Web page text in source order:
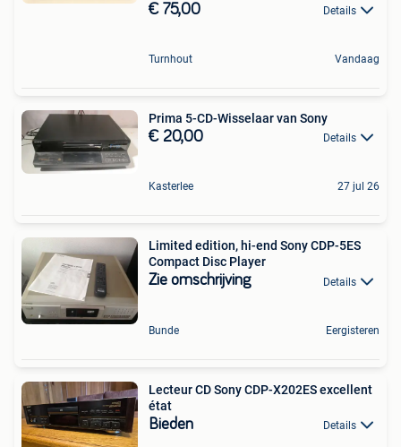
€ 75,00 Details
Turnhout Vandaag
Prima 5-CD-Wisselaar van Sony
€ 20,00 Details
Kasterlee 27 jul 26
Limited edition, hi-end Sony CDP-5ES
Compact Disc Player
Zie omschrijving Details
Bunde Eergisteren
Lecteur CD Sony CDP-X202ES excellent
état
Bieden Details